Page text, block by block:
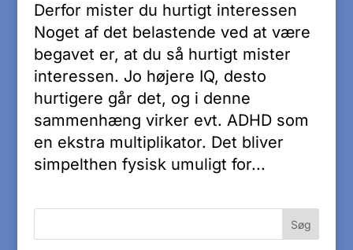
Derfor mister du hurtigt interessen
Noget af det belastende ved at være
begavet er, at du så hurtigt mister
interessen. Jo højere IQ, desto
hurtigere går det, og i denne
sammenhæng virker evt. ADHD som
en ekstra multiplikator. Det bliver
simpelthen fysisk umuligt for...